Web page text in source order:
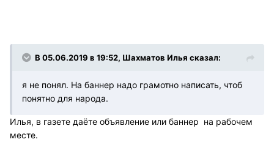
В 05.06.2019 в 19:52, Шахматов Илья сказал:
я не понял. На баннер надо грамотно написать, чтоб
понятно для народа.
Илья, в газете даёте объявление или баннер на рабочем
месте.